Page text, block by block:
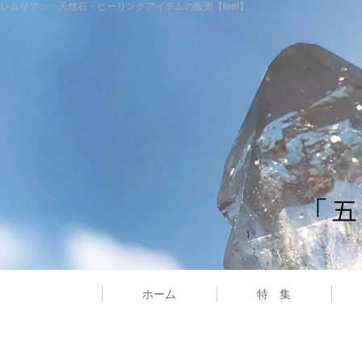
レムリアン・天然石・ヒーリングアイテムの販売【feel】
ホーム 特 集